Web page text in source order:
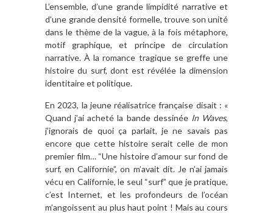
L’ensemble, d’une grande limpidité narrative et
d’une grande densité formelle, trouve son unité
dans le thème de la vague, à la fois métaphore,
motif graphique, et principe de circulation
narrative. À la romance tragique se greffe une
histoire du surf, dont est révélée la dimension
identitaire et politique.
En 2023, la jeune réalisatrice française disait : «
Quand j’ai acheté la bande dessinée In Waves,
j’ignorais de quoi ça parlait, je ne savais pas
encore que cette histoire serait celle de mon
premier film… “Une histoire d’amour sur fond de
surf, en Californie”, on m’avait dit. Je n’ai jamais
vécu en Californie, le seul “surf” que je pratique,
c’est Internet, et les profondeurs de l’océan
m’angoissent au plus haut point ! Mais au cours